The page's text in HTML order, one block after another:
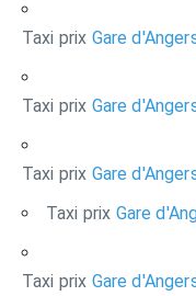
Taxi prix Gare
Taxi prix Gare
Taxi prix Gare
Taxi prix Gare
Taxi prix Gare